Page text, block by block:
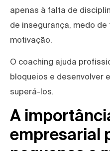
apenas à falta de
de insegurança, medo
motivação.
O coaching ajuda
bloqueios e desenvolver
superá-los.
A
empresarial